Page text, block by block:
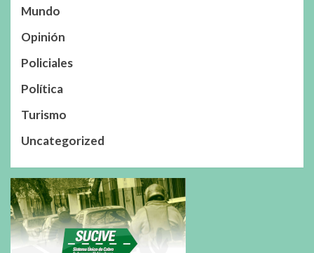
Mundo
Opinión
Policiales
Política
Turismo
Uncategorized